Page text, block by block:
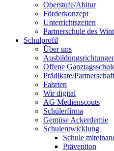
Oberstufe/Abitur
Förderkonzept
Unterrichtszeiten
Partnerschule des
Schulprofil
Über uns
Offene
Prädikate/
Fahrten
Wir digital
AG Medienscouts
Schülerfirma
Gemüse Ackerdemie
Schulentwicklung
Schule
Prävention